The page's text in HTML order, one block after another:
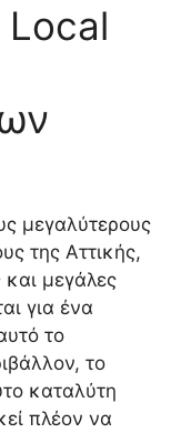
μεγαλύτερους
της Αττικής,
και μεγάλες
για ένα
το
το
καταλύτη
πλέον να